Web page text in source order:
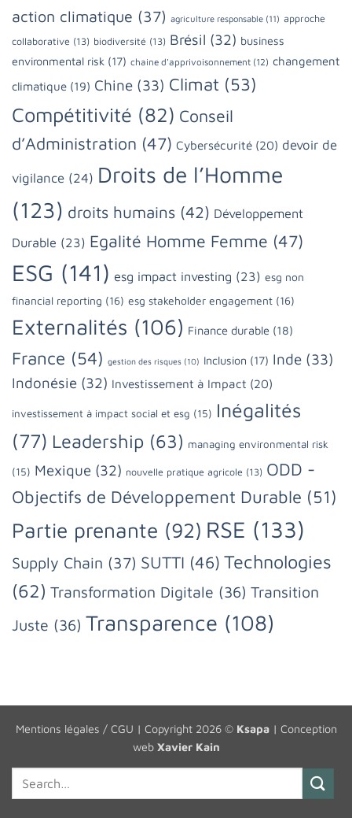
action climatique (37) agriculture responsable (11) approche
collaborative (13) biodiversité (13) Brésil (32) business
environmental risk (17) chaine d'apprivoisonnement (12) changement
climatique (19) Chine (33) Climat (53)
Compétitivité (82) Conseil
d’Administration (47) Cybersécurité (20) devoir de
vigilance (24) Droits de l’Homme
(123) droits humains (42) Développement
Durable (23) Egalité Homme Femme (47)
ESG (141) esg impact investing (23) esg non
financial reporting (16) esg stakeholder engagement (16)
Externalités (106) Finance durable (18)
France (54) gestion des risques (10) Inclusion (17) Inde (33)
Indonésie (32) Investissement à Impact (20)
investissement à impact social et esg (15) Inégalités
(77) Leadership (63) managing environmental risk
(15) Mexique (32) nouvelle pratique agricole (13) ODD -
Objectifs de Développement Durable (51)
Partie prenante (92) RSE (133)
Supply Chain (37) SUTTI (46) Technologies
(62) Transformation Digitale (36) Transition
Juste (36) Transparence (108)
Mentions légales / CGU | Copyright 2026 © Ksapa| Conception
web Xavier Kain